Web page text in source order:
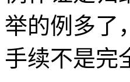
举的例多了
手续不是完